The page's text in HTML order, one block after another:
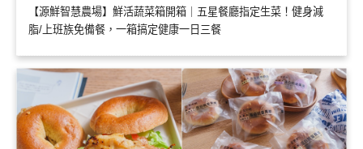
【源鮮智慧農場】鮮活蔬菜箱開箱｜五星餐廳指定生菜！健身減
脂/上班族免備餐，一箱搞定健康一日三餐